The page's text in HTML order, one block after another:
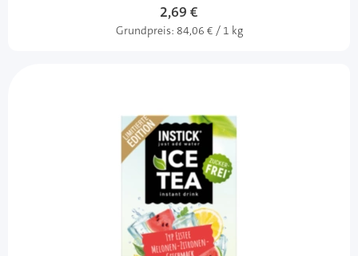
2,69 €
Grundpreis: 84,06 € / 1 kg